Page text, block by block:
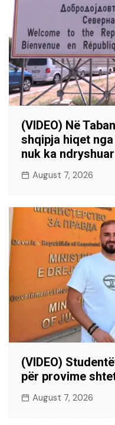
(VIDEO) Në
shqipja hiqet
nuk ka ndryshuar
August 7, 2026
(VIDEO)
për provime
August 7, 2026